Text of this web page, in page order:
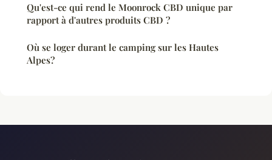
Qu'est-ce qui rend le Moonrock CBD unique par
rapport à d'autres produits CBD ?
Où se loger durant le camping sur les Hautes
Alpes?